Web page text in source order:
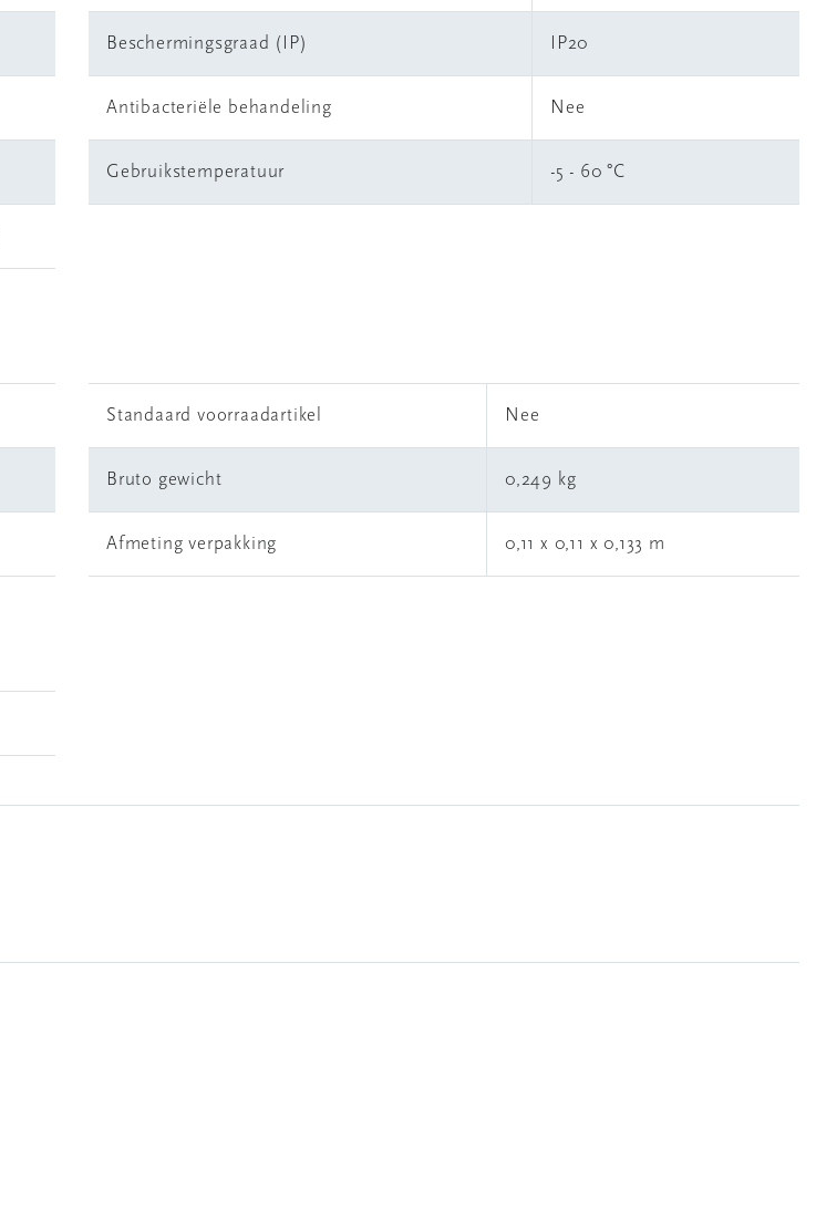
Beschermingsgraad (IP) IP20
Antibacteriële behandeling Nee
Gebruikstemperatuur -5 - 60 °C
Standaard voorraadartikel Nee
Bruto gewicht 0,249 kg
Afmeting verpakking 0,11 x 0,11 x 0,133 m